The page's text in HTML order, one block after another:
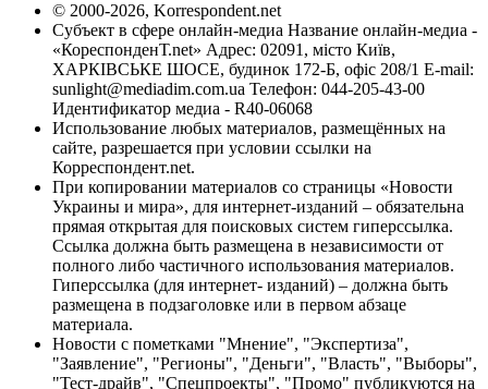
© 2000-2026, Korrespondent.net
Субъект в сфере онлайн-медиа Название онлайн-медиа -
«КореспонденТ.net» Адрес: 02091, місто Київ,
ХАРКІВСЬКЕ ШОСЕ, будинок 172-Б, офіс 208/1 E-mail:
sunlight@mediadim.com.ua Телефон: 044-205-43-00
Идентификатор медиа - R40-06068
Использование любых материалов, размещённых на
сайте, разрешается при условии ссылки на
Корреспондент.net.
При копировании материалов со страницы «Новости
Украины и мира», для интернет-изданий – обязательна
прямая открытая для поисковых систем гиперссылка.
Ссылка должна быть размещена в независимости от
полного либо частичного использования материалов.
Гиперссылка (для интернет- изданий) – должна быть
размещена в подзаголовке или в первом абзаце
материала.
Новости с пометками "Мнение", "Экспертиза",
"Заявление", "Регионы", "Деньги", "Власть", "Выборы",
"Тест-драйв", "Спецпроекты", "Промо" публикуются на